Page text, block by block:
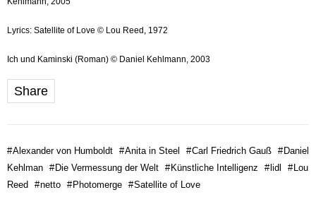
Lyrics: Satellite of Love © Lou Reed, 1972
Ich und Kaminski (Roman) © Daniel Kehlmann, 2003
Share
#Alexander von Humboldt #Anita in Steel #Carl Friedrich Gauß #Daniel
Kehlman #Die Vermessung der Welt #Künstliche Intelligenz #lidl #Lou
Reed #netto #Photomerge #Satellite of Love